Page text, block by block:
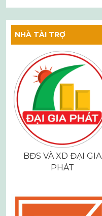
NHÀ TÀI TRỢ
BĐS VÀ XD ĐẠI GIA
PHÁT